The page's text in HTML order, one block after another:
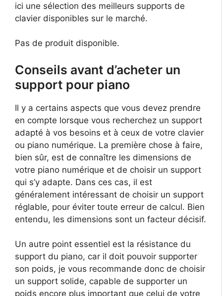
ici une sélection des meilleurs supports de
clavier disponibles sur le marché.
Pas de produit disponible.
Conseils avant d’acheter un
support pour piano
Il y a certains aspects que vous devez prendre
en compte lorsque vous recherchez un support
adapté à vos besoins et à ceux de votre clavier
ou piano numérique. La première chose à faire,
bien sûr, est de connaître les dimensions de
votre piano numérique et de choisir un support
qui s’y adapte. Dans ces cas, il est
généralement intéressant de choisir un support
réglable, pour éviter toute erreur de calcul. Bien
entendu, les dimensions sont un facteur décisif.
Un autre point essentiel est la résistance du
support du piano, car il doit pouvoir supporter
son poids, je vous recommande donc de choisir
un support solide, capable de supporter un
poids encore plus important que celui de votre